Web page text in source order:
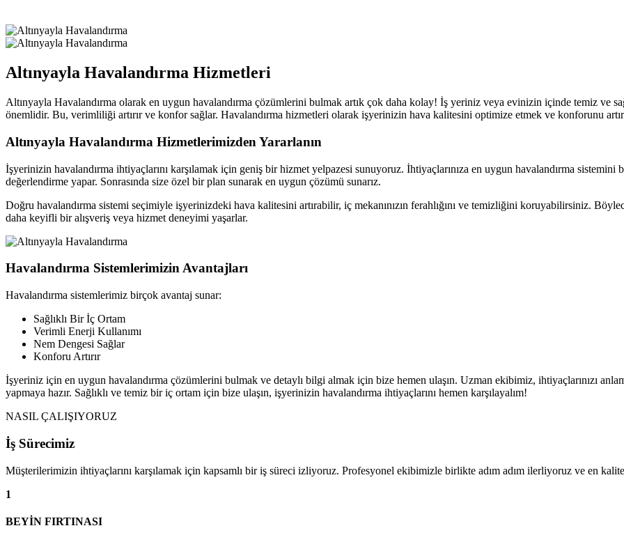
Altınyayla Havalandırma Hizmetleri
Altınyayla Havalandırma olarak en uygun havalandırma çözümlerini bulmak artık çok daha kolay! İş yeriniz veya evinizin içinde temiz ve
önemlidir. Bu, verimliliği artırır ve konfor sağlar. Havalandırma hizmetleri olarak işyerinizin hava kalitesini optimize etmek ve konforunu
Altınyayla Havalandırma Hizmetlerimizden Yararlanın
İşyerinizin havalandırma ihtiyaçlarını karşılamak için geniş bir hizmet yelpazesi sunuyoruz. İhtiyaçlarınıza en uygun havalandırma
değerlendirme yapar. Sonrasında size özel bir plan sunarak en uygun çözümü sunarız.
Doğru havalandırma sistemi seçimiyle işyerinizdeki hava kalitesini artırabilir, iç mekanınızın ferahlığını ve temizliğini koruyabilirsiniz.
daha keyifli bir alışveriş veya hizmet deneyimi yaşarlar.
Havalandırma Sistemlerimizin Avantajları
Havalandırma sistemlerimiz birçok avantaj sunar:
Sağlıklı Bir İç Ortam
Verimli Enerji Kullanımı
Nem Dengesi Sağlar
Konforu Artırır
İşyeriniz için en uygun havalandırma çözümlerini bulmak ve detaylı bilgi almak için bize hemen ulaşın. Uzman ekibimiz, ihtiyaçlarınızı
yapmaya hazır. Sağlıklı ve temiz bir iç ortam için bize ulaşın, işyerinizin havalandırma ihtiyaçlarını hemen karşılayalım!
NASIL ÇALIŞIYORUZ
İş Sürecimiz
Müşterilerimizin ihtiyaçlarını karşılamak için kapsamlı bir iş süreci izliyoruz. Profesyonel ekibimizle birlikte adım adım ilerliyoruz ve en
1
BEYİN FIRTINASI